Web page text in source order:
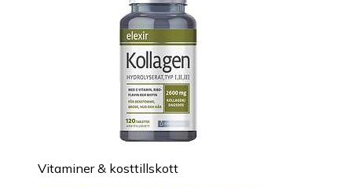
Vitaminer & kosttillskott